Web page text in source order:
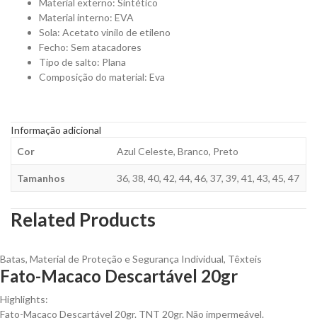
Material externo: Sintético
Material interno: EVA
Sola: Acetato vinilo de etileno
Fecho: Sem atacadores
Tipo de salto: Plana
Composição do material: Eva
Informação adicional
Cor
Azul Celeste, Branco, Preto
Tamanhos 36, 38, 40, 42, 44, 46, 37, 39, 41, 43, 45, 47
Related Products
Batas, Material de Proteção e Segurança Individual, Têxteis
Fato-Macaco Descartável 20gr
Highlights:
Fato-Macaco Descartável 20gr. TNT 20gr. Não impermeável.